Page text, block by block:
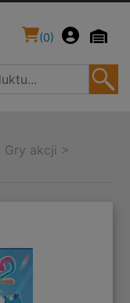
(0)
Gry akcji >